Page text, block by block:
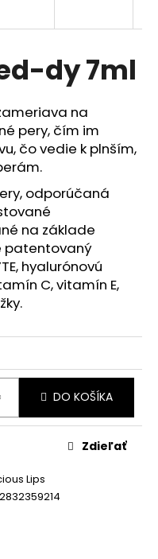
dy 7ml
zameriava na
pery, čím im
čo vedie k plnším,
odporúčaná
na základe
patentovaný
hyalurónovú
C, vitamín E,
DO KOŠÍKA
Lips
Zdieľať